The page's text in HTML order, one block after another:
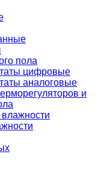
пола
цифровые
аналоговые
и